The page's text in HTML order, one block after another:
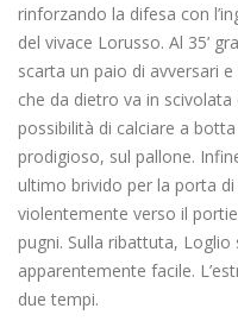
rinforzando la difesa con
del vivace Lorusso. Al 35’
scarta un paio di avversari
che da dietro va in
possibilità di calciare a
prodigioso, sul pallone.
ultimo brivido per la porta di
violentemente verso il
pugni. Sulla ribattuta,
apparentemente facile.
due tempi.